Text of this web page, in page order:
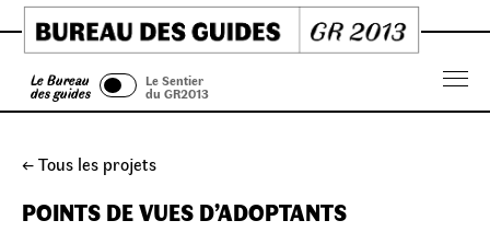
Skip
to
content
Le Bureau
des guides
Le Sentier
du GR2013
← Tous les projets
POINTS DE VUES D’ADOPTANTS